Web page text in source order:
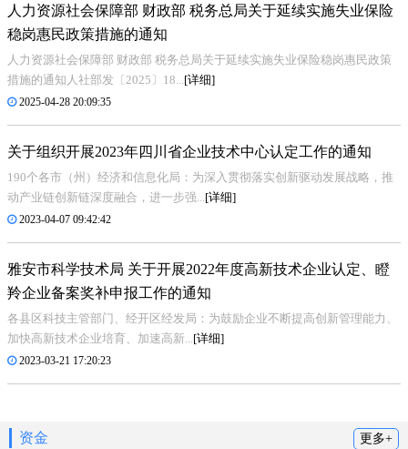
人力资源社会保障部 财政部 税务总局关于延续实施失业保险
稳岗惠民政策措施的通知
人力资源社会保障部 财政部 税务总局关于延续实施失业保险稳岗惠民政策
措施的通知人社部发〔2025〕18... [详细]
2025-04-28 20:09:35
关于组织开展2023年四川省企业技术中心认定工作的通知
190个各市（州）经济和信息化局：为深入贯彻落实创新驱动发展战略，推
动产业链创新链深度融合，进一步强... [详细]
2023-04-07 09:42:42
雅安市科学技术局 关于开展2022年度高新技术企业认定、瞪
羚企业备案奖补申报工作的通知
各县区科技主管部门、经开区经发局：为鼓励企业不断提高创新管理能力、
加快高新技术企业培育、加速高新... [详细]
2023-03-21 17:20:23
资金 更多+